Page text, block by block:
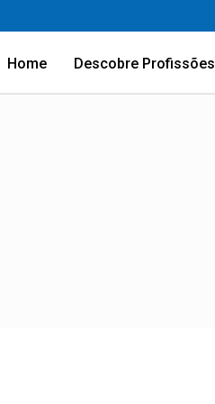
Home Descobre Profissões